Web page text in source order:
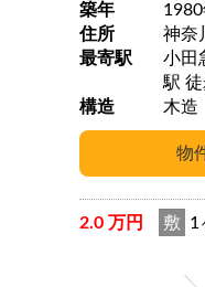
築年
1980
住所
神奈
最寄駅
小田
構造
木造
2.0 万円 敷 1